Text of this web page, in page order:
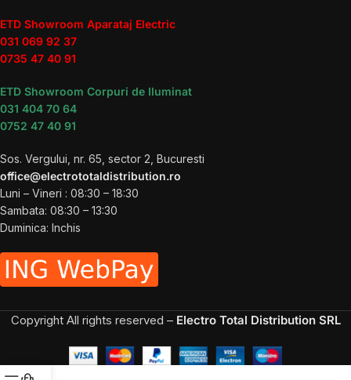
ETD Showroom Aparataj Electric
031 069 92 37
0735 47 40 91
ETD Showroom Corpuri de Iluminat
031 404 70 64
0752 47 40 91
Sos. Vergului, nr. 65, sector 2, Bucuresti
office@electrototaldistribution.ro
Luni – Vineri : 08:30 – 18:30
Sambata: 08:30 – 13:30
Duminica: Inchis
Copyright All rights reserved – Electro Total Distribution SRL